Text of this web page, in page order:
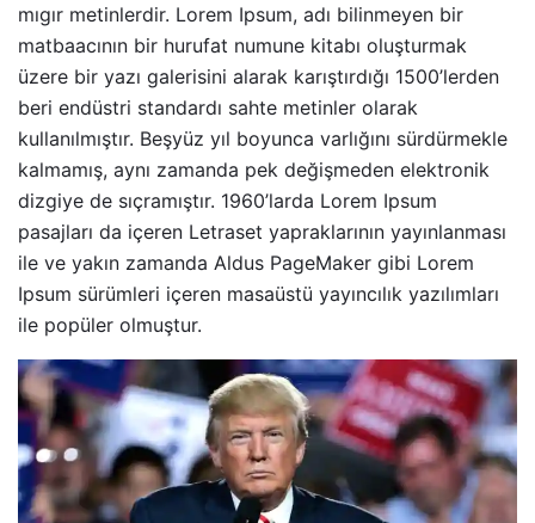
mıgır metinlerdir. Lorem Ipsum, adı bilinmeyen bir
matbaacının bir hurufat numune kitabı oluşturmak
üzere bir yazı galerisini alarak karıştırdığı 1500’lerden
beri endüstri standardı sahte metinler olarak
kullanılmıştır. Beşyüz yıl boyunca varlığını sürdürmekle
kalmamış, aynı zamanda pek değişmeden elektronik
dizgiye de sıçramıştır. 1960’larda Lorem Ipsum
pasajları da içeren Letraset yapraklarının yayınlanması
ile ve yakın zamanda Aldus PageMaker gibi Lorem
Ipsum sürümleri içeren masaüstü yayıncılık yazılımları
ile popüler olmuştur.